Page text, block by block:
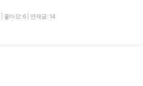
좋아요: 6 연재글: 14